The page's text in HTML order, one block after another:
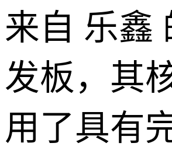
来自 乐鑫
发板，其
用了具有